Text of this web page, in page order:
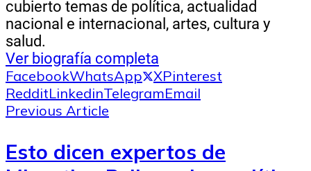
cubierto temas de política, actualidad
nacional e internacional, artes, cultura y
salud.
Ver biografía completa
FacebookWhatsApp XPinterest
RedditLinkedinTelegramEmail
Previous Article
Esto dicen expertos de